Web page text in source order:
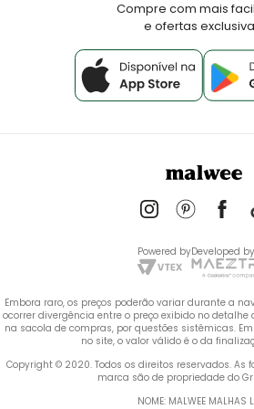
Compre com mais
e ofertas
Powered byDeveloped by
Embora raro, os preços poderão variar durante a
ocorrer divergência entre o preço exibido no
na sacola de compras, por questões sistêmicas.
no site, o valor válido é o da
marca são de propriedade do
NOME: MALWEE MALHAS